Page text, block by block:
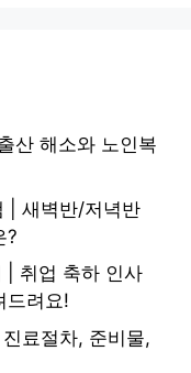
산 해소와 노인복
| 새벽반/저녁반
?
| 취업 축하 인사
드려요!
료절차, 준비물,